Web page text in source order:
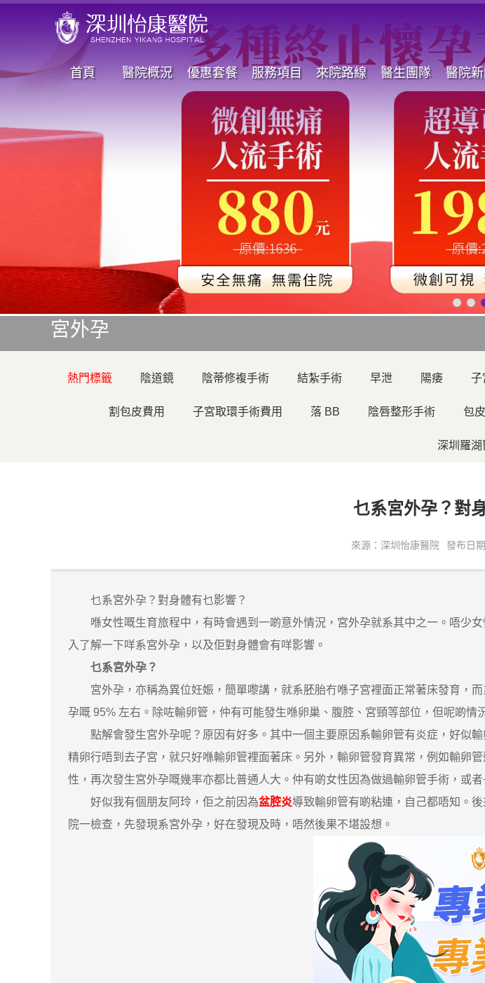
首頁 醫院概況 優惠套餐 服務項目 來院路線 醫生團隊 醫院
宮外孕
熱門標籤 陰道鏡 陰蒂修複手術 結紮手術 早泄 陽痿 子
割包皮費用 子宮取環手術費用 落 BB 陰唇整形手術 包
深圳羅湖
乜系宮外孕？對
來源：深圳怡康醫院 發布日
乜系宮外孕？對身體有乜影響？
喺女性嘅生育旅程中，有時會遇到一啲意外情況，宮外孕就系其中之一。唔少
入了解一下咩系宮外孕，以及佢對身體會有咩影響。
乜系宮外孕？
宮外孕，亦稱為異位妊娠，簡單嚟講，就系胚胎冇喺子宮裡面正常著床發育，
孕嘅 95% 左右。除咗輸卵管，仲有可能發生喺卵巢、腹腔、宮頸等部位，但呢啲情
點解會發生宮外孕呢？原因有好多。其中一個主要原因系輸卵管有炎症，好似
精卵行唔到去子宮，就只好喺輸卵管裡面著床。另外，輸卵管發育異常，例如輸卵
性，再次發生宮外孕嘅幾率亦都比普通人大。仲有啲女性因為做過輸卵管手術，或
好似我有個朋友阿玲，佢之前因為盆腔炎導致輸卵管有啲粘連，自己都唔知。
院一檢查，先發現系宮外孕，好在發現及時，唔然後果不堪設想。